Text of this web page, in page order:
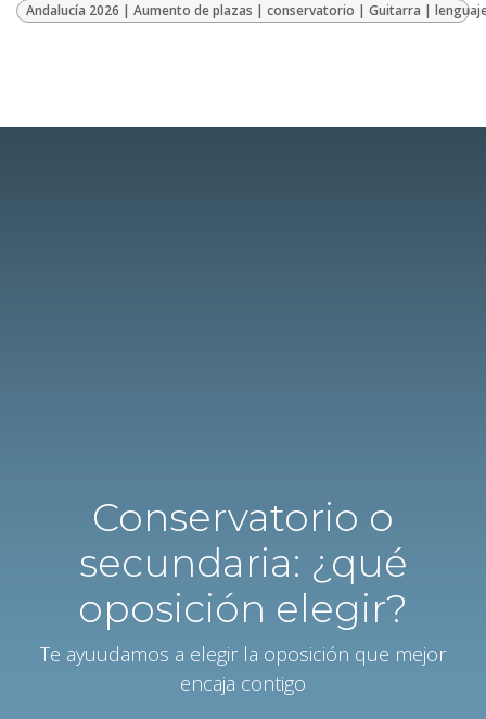
Andalucía 2026 | Aumento de plazas | conservatorio | Guitarra |
Conservatorio o
secundaria: ¿qué
oposición elegir?
Te ayuudamos a elegir la oposición que mejor
encaja contigo